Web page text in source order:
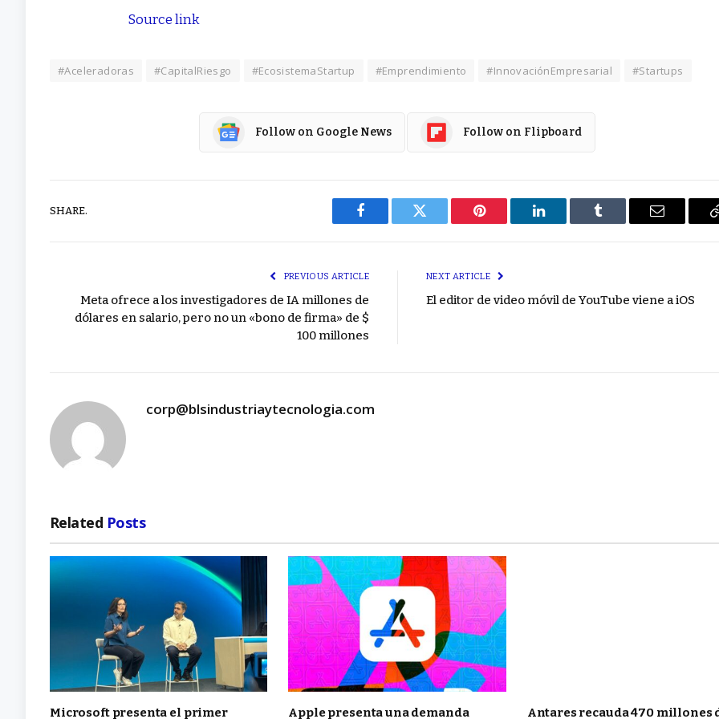
Source link
#Aceleradoras #CapitalRiesgo #EcosistemaStartup #Emprendimiento #InnovaciónEmpresarial #Startups
Follow on Google News Follow on Flipboard
SHARE.
Facebook Twitter Pinterest LinkedIn Tumblr Email
PREVIOUS ARTICLE
Meta ofrece a los investigadores de IA millones de
dólares en salario, pero no un «bono de firma» de $
100 millones
NEXT ARTICLE
El editor de video móvil de YouTube viene a iOS
corp@blsindustriaytecnologia.com
Related Posts
Microsoft presenta el primer Apple presenta una demanda Antares recauda 470 millones